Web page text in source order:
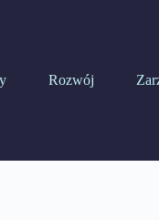
Rozwój